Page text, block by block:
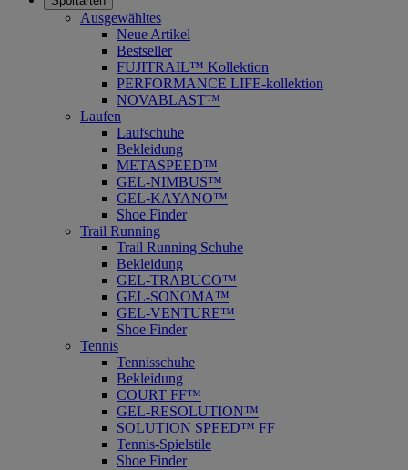
Ausgewähltes
Neue Artikel
Bestseller
FUJITRAIL™ Kollektion
PERFORMANCE LIFE-kollektion
NOVABLAST™
Laufen
Laufschuhe
Bekleidung
METASPEED™
GEL-NIMBUS™
GEL-KAYANO™
Shoe Finder
Trail Running
Trail Running Schuhe
Bekleidung
GEL-TRABUCO™
GEL-SONOMA™
GEL-VENTURE™
Shoe Finder
Tennis
Tennisschuhe
Bekleidung
COURT FF™
GEL-RESOLUTION™
SOLUTION SPEED™ FF
Tennis-Spielstile
Shoe Finder